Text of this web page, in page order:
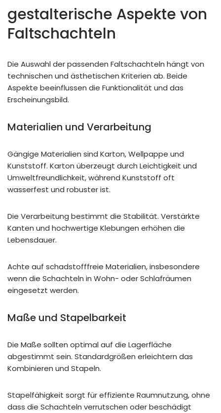
gestalterische Aspekte von
Faltschachteln
Die Auswahl der passenden Faltschachteln hängt von
technischen und ästhetischen Kriterien ab. Beide
Aspekte beeinflussen die Funktionalität und das
Erscheinungsbild.
Materialien und Verarbeitung
Gängige Materialien sind Karton, Wellpappe und
Kunststoff. Karton überzeugt durch Leichtigkeit und
Umweltfreundlichkeit, während Kunststoff oft
wasserfest und robuster ist.
Die Verarbeitung bestimmt die Stabilität. Verstärkte
Kanten und hochwertige Klebungen erhöhen die
Lebensdauer.
Achte auf schadstofffreie Materialien, insbesondere
wenn die Schachteln in Wohn- oder Schlafräumen
eingesetzt werden.
Maße und Stapelbarkeit
Die Maße sollten optimal auf die Lagerfläche
abgestimmt sein. Standardgrößen erleichtern das
Kombinieren und Stapeln.
Stapelfähigkeit sorgt für effiziente Raumnutzung, ohne
dass die Schachteln verrutschen oder beschädigt